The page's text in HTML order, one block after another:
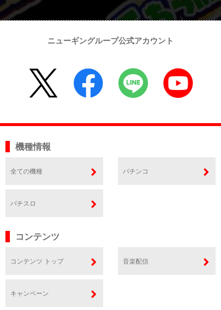
ニューギングループ公式アカウント
機種情報
全ての機種 パチンコ
パチスロ
コンテンツ
コンテンツ トップ 音楽配信
キャンペーン